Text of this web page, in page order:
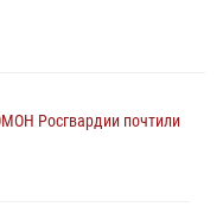
Росгвардии почтили